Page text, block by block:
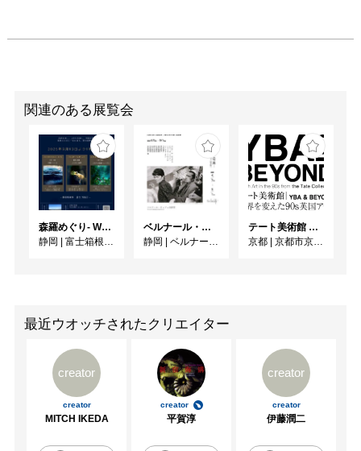
関連のある展覧会
森羅めぐり- Wandering in Shinra -
静岡 | 富士箱根カントリークラブ
ベルナール・ビュフェと写真 ーカメラがとらえたビュフェとその時代、そして21 世紀へ
静岡 | ベルナール・ビュフェ美術館
テート美術館 ― YBA & BEYOND 世界を変えた90s英国アート
京都 | 京都市京セラ美術館
最近ウオッチされたクリエイター
creator
creator
MITCH IKEDA
creator
平賀淳
creator
creator
伊藤潤二